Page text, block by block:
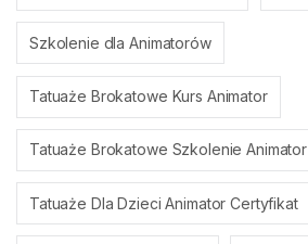
Szkolenie dla Animatorów
Tatuaże Brokatowe Kurs Animator
Tatuaże Brokatowe Szkolenie Animator
Tatuaże Dla Dzieci Animator Certyfikat